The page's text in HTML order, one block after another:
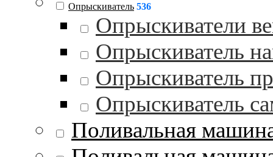
Опрыскиватель 536
Опрыскиватели
Опрыскиватель
Опрыскиватель
Опрыскиватель
Поливальная